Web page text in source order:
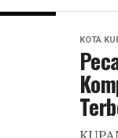
KOTA